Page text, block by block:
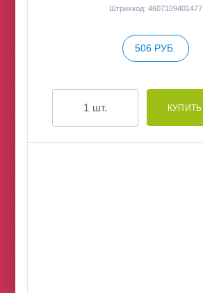
Штрихкод: 4607109401477
506 РУБ.
шт.